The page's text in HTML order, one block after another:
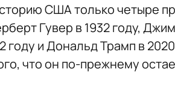
США только четыре
Гувер в 1932 году,
и Дональд Трамп в 2020
что он по-прежнему